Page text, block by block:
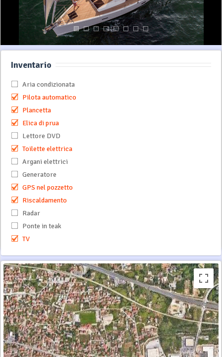
Inventario
Aria condizionata
Pilota automatico
Plancetta
Elica di prua
Lettore DVD
Toilette elettrica
Argani elettrici
Generatore
GPS nel pozzetto
Riscaldamento
Radar
Ponte in teak
TV